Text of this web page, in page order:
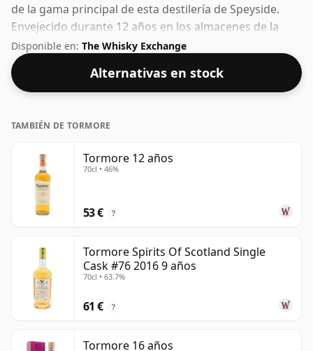
de la gama principal de esta destilería de Speyside.
Envejecido durante 12 años en los almacenes de la
destilería en Escocia. Este whisky viene en una botella
de 70 cl y se embotelló con una concentración del 40%.
Disponible en: The Whisky Exchange
Alternativas en stock
TAMBIÉN DE TORMORE
Tormore 12 años
70cl • 46%
53 € ?
Tormore Spirits Of Scotland Single
Cask #76 2016 9 años
70cl • 63.7%
61 € ?
Tormore 16 años